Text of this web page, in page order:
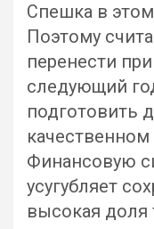
Спешка в
Поэтому
перенести
следующий
подготовить
качественном
Финансовую
усугубляет
высокая доля